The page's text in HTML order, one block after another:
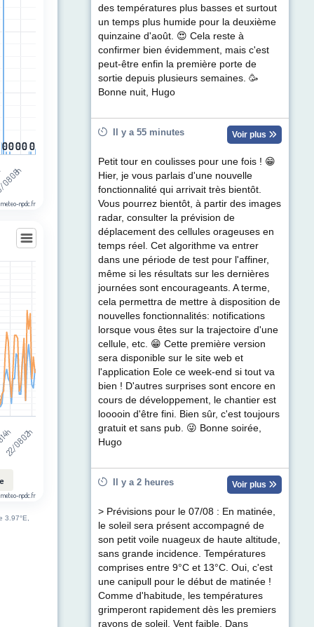
de précipitations (mm). Data ranges from 0 to 5.2.
0
00
00
00
00
0
08h
meteo-npdc.fr
(km/h). Data ranges from 2 to 43.
22/08 02h
meteo-npdc.fr
3.97°E,
des températures plus basses et surtout
un temps plus humide pour la deuxième
quinzaine d'août. 😍 Cela reste à
confirmer bien évidemment, mais c'est
peut-être enfin la première porte de
sortie depuis plusieurs semaines. 🥳
Bonne nuit, Hugo
Il y a 55 minutes Voir plus
Petit tour en coulisses pour une fois ! 😁
Hier, je vous parlais d'une nouvelle
fonctionnalité qui arrivait très bientôt.
Vous pourrez bientôt, à partir des images
radar, consulter la prévision de
déplacement des cellules orageuses en
temps réel. Cet algorithme va entrer
dans une période de test pour l'affiner,
même si les résultats sur les dernières
journées sont encourageants. A terme,
cela permettra de mettre à disposition de
nouvelles fonctionnalités: notifications
lorsque vous êtes sur la trajectoire d'une
cellule, etc. 😁 Cette première version
sera disponible sur le site web et
l'application Eole ce week-end si tout va
bien ! D'autres surprises sont encore en
cours de développement, le chantier est
looooin d'être fini. Bien sûr, c'est toujours
gratuit et sans pub. 😜 Bonne soirée,
Hugo
Il y a 2 heures Voir plus
> Prévisions pour le 07/08 : En matinée,
le soleil sera présent accompagné de
son petit voile nuageux de haute altitude,
sans grande incidence. Températures
comprises entre 9°C et 13°C. Oui, c'est
une canipull pour le début de matinée !
Comme d'habitude, les températures
grimperont rapidement dès les premiers
rayons de soleil. Vent faible. Dans